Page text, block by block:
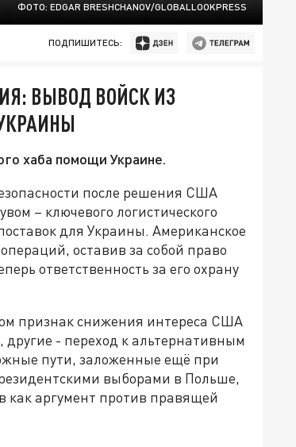
ФОТО: EDGAR BRESHCHANOV/GLOBALLOOKPRESS
ПОДПИШИТЕСЬ:
ВЫВОД ВОЙСК ИЗ
хаба помощи Украине.
после решения США
– ключевого логистического
для Украины. Американское
оставив за собой право
ответственность за его охрану
признак снижения интереса США
- переход к альтернативным
пути, заложенные ещё при
выборами в Польше,
как аргумент против правящей